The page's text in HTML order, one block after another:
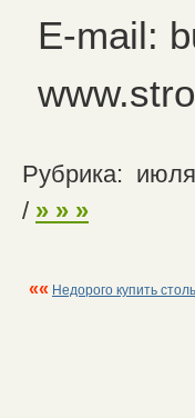
E-mail:
Рубрика:
/ » » »
«« Недорого купить